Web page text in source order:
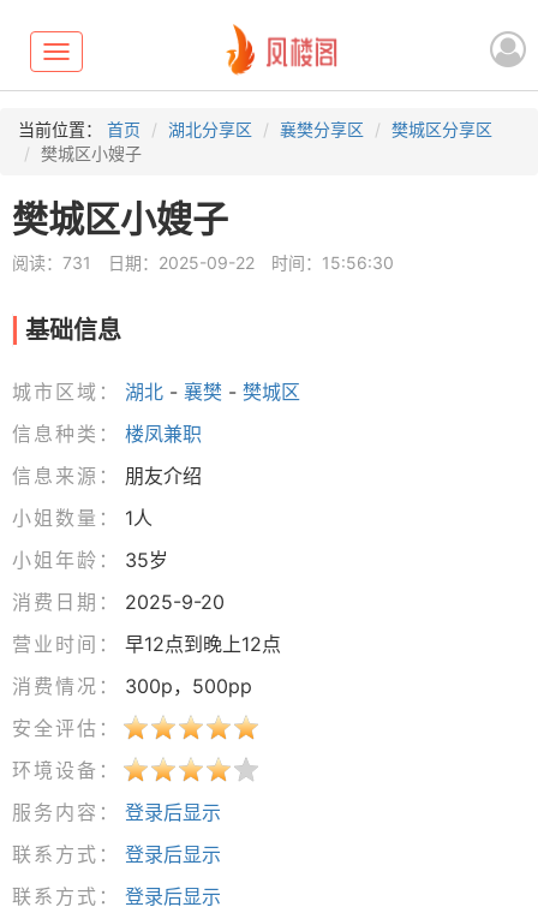
Toggle
navigation
当前位置： 首页 湖北分享区 襄樊分享区
樊城区分享区
樊城区小嫂子
樊城区小嫂子
阅读：731 日期：2025-09-22 时间：15:56:30
基础信息
城市区域： 湖北 - 襄樊 - 樊城区
信息种类：
楼凤兼职
信息来源：
朋友介绍
小姐数量：
1人
小姐年龄：
35岁
消费日期：
2025-9-20
营业时间：
早12点到晚上12点
消费情况：
300p，500pp
安全评估：
环境设备：
服务内容：
登录后显示
联系方式：
登录后显示
联系方式：
登录后显示